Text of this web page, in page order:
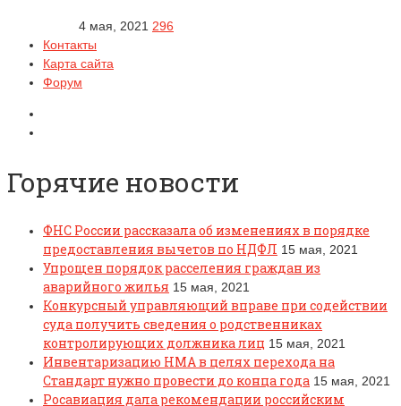
4 мая, 2021 296
Контакты
Карта сайта
Форум
Горячие новости
ФНС России рассказала об изменениях в порядке
предоставления вычетов по НДФЛ 15 мая, 2021
Упрощен порядок расселения граждан из
аварийного жилья 15 мая, 2021
Конкурсный управляющий вправе при содействии
суда получить сведения о родственниках
контролирующих должника лиц 15 мая, 2021
Инвентаризацию НМА в целях перехода на
Стандарт нужно провести до конца года 15 мая, 2021
Росавиация дала рекомендации российским